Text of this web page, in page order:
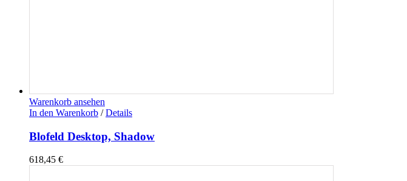
Warenkorb ansehen
In den Warenkorb / Details
Blofeld Desktop, Shadow
618,45 €